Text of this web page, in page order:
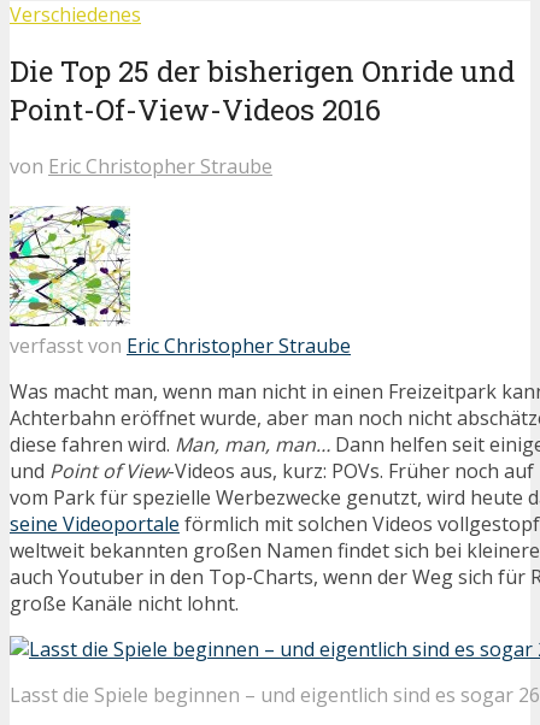
Verschiedenes
Die Top 25 der bisherigen Onride und
Point-Of-View-Videos 2016
von Eric Christopher Straube
verfasst von Eric Christopher Straube
Was macht man, wenn man nicht in einen Freizeitpark
Achterbahn eröffnet wurde, aber man noch nicht
diese fahren wird. Man, man, man… Dann helfen seit
und Point of View-Videos aus, kurz: POVs. Früher noch
vom Park für spezielle Werbezwecke genutzt, wird heute
seine Videoportale förmlich mit solchen Videos
weltweit bekannten großen Namen findet sich bei
auch Youtuber in den Top-Charts, wenn der Weg sich für
große Kanäle nicht lohnt.
Lasst die Spiele beginnen – und eigentlich sind es sogar 26